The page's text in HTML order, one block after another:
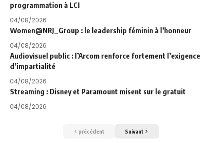
programmation à LCI
04/08/2026
Women@NRJ_Group : le leadership féminin à l’honneur
04/08/2026
Audiovisuel public : l’Arcom renforce fortement l’exigence
d’impartialité
04/08/2026
Streaming : Disney et Paramount misent sur le gratuit
04/08/2026
précédent Suivant